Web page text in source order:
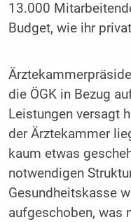
13.000
Budget, wie ihr
die ÖGK in Bezug
Leistungen versagt
der Ärztekammer
kaum etwas
notwendigen
Gesundheitskasse
aufgeschoben, was